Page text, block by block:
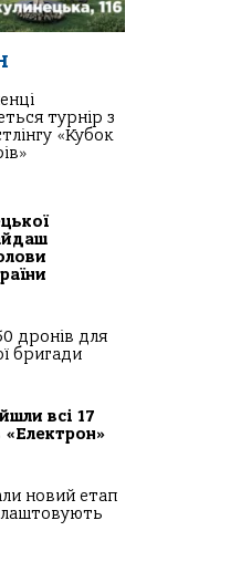
турнір з
«Кубок
дронів для
бригади
всі 17
«Електрон»
новий етап